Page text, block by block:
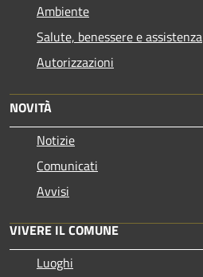
Ambiente
Salute, benessere e assistenza
Autorizzazioni
NOVITÀ
Notizie
Comunicati
Avvisi
VIVERE IL COMUNE
Luoghi